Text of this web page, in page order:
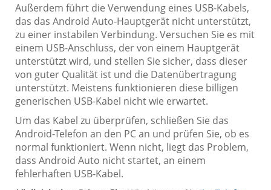
Außerdem führt die Verwendung eines USB-Kabels,
das das Android Auto-Hauptgerät nicht unterstützt,
zu einer instabilen Verbindung. Versuchen Sie es mit
einem USB-Anschluss, der von einem Hauptgerät
unterstützt wird, und stellen Sie sicher, dass dieser
von guter Qualität ist und die Datenübertragung
unterstützt. Meistens funktionieren diese billigen
generischen USB-Kabel nicht wie erwartet.
Um das Kabel zu überprüfen, schließen Sie das
Android-Telefon an den PC an und prüfen Sie, ob es
normal funktioniert. Wenn nicht, liegt das Problem,
dass Android Auto nicht startet, an einem
fehlerhaften USB-Kabel.